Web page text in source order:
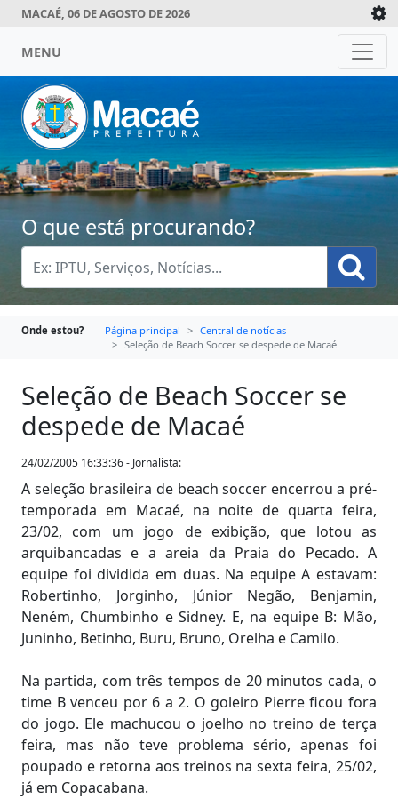
MACAÉ, 06 DE AGOSTO DE 2026
MENU
O que está procurando?
Onde estou? Página principal
Central de notícias
Seleção de Beach Soccer se despede de Macaé
Seleção de Beach Soccer se
despede de Macaé
24/02/2005 16:33:36 - Jornalista:
A seleção brasileira de beach soccer encerrou a pré-
temporada em Macaé, na noite de quarta feira,
23/02, com um jogo de exibição, que lotou as
arquibancadas e a areia da Praia do Pecado. A
equipe foi dividida em duas. Na equipe A estavam:
Robertinho, Jorginho, Júnior Negão, Benjamin,
Neném, Chumbinho e Sidney. E, na equipe B: Mão,
Juninho, Betinho, Buru, Bruno, Orelha e Camilo.
Na partida, com três tempos de 20 minutos cada, o
time B venceu por 6 a 2. O goleiro Pierre ficou fora
do jogo. Ele machucou o joelho no treino de terça
feira, mas não teve problema sério, apenas foi
poupado e retorna aos treinos na sexta feira, 25/02,
já em Copacabana.